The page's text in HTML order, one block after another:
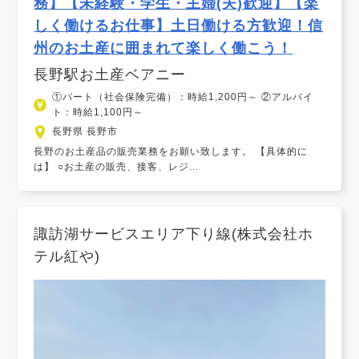
しく働けるお仕事】土日働ける方歓迎！信
州のお土産に囲まれて楽しく働こう！
長野駅お土産ベアニー
①パート（社会保険完備）：時給1,200円～ ②アルバイ
ト：時給1,100円～
長野県 長野市
長野のお土産品の販売業務をお願い致します。 【具体的に
は】 ○お土産の販売、接客、レジ...
諏訪湖サービスエリア下り線(株式会社ホ
テル紅や)